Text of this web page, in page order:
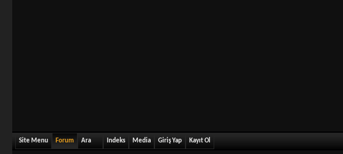
Site Menu Forum Ara Indeks Media Giriş Yap Kayıt Ol